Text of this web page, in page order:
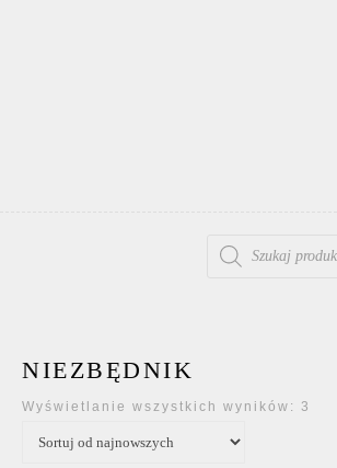
NIEZBĘDNIK
Wyświetlanie wszystkich wyników: 3